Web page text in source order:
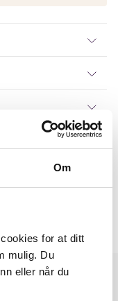
Om
for at ditt
mulig. Du
eller når du